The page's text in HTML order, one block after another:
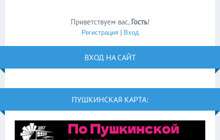
Приветствуем вас, Гость!
Регистрация| Вход
ВХОД НА САЙТ
ПУШКИНСКАЯ КАРТА: